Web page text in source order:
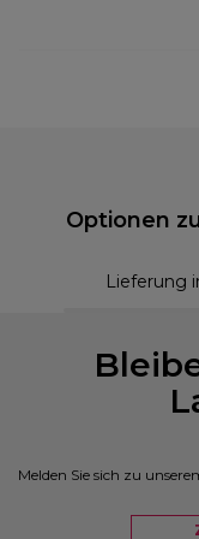
Optionen
Lieferung
Melden Sie sich zu